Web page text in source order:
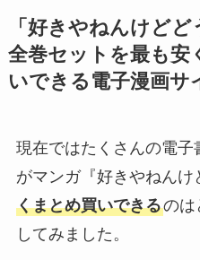
「好きやねんけど
全巻セットを最も安
いできる電子漫画サ
現在ではたくさんの電
がマンガ『好きやねんけ
くまとめ買いできるのは
してみました。